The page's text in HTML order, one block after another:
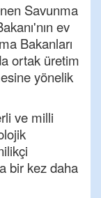
Savunma
ev
Bakanları
ortak üretim
yönelik
ve milli
bir kez daha